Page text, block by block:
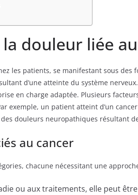
douleur liée
les patients, se manifestant sous des
d’une atteinte du système
en charge adaptée. Plusieurs
exemple, un patient atteint d’un
douleurs neuropathiques résultant
au cancer
chacune nécessitant une
ou aux traitements, elle peut